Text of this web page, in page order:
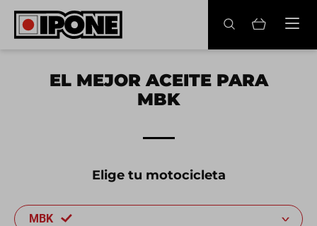
Ipone
ACEITES MOTOR
LA MARCA
EL MEJOR ACEITE PARA
MBK
Elige tu motocicleta
MBK